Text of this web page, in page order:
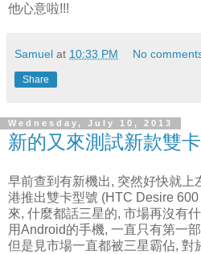
他心意啦!!!
Samuel at 10:33 PM No
Share
Wednesday, July 10, 2013
新的又來測試新款雙
早前查到有新機出, 突然好快就上
港推出雙卡型號 (HTC Desire
來, 什麼都話三星的, 市場再沒有
用Android的手機, 一直只有第一
但是見市場一直都被三星霸佔, 對